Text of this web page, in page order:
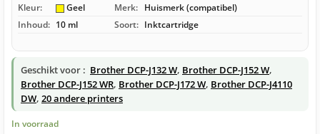
Kleur: Geel Merk: Huismerk (compatibel)
Inhoud: 10 ml Soort: Inktcartridge
Geschikt voor : Brother DCP-J132 W, Brother DCP-J152 W,
Brother DCP-J152 WR, Brother DCP-J172 W, Brother DCP-J4110
DW, 20 andere printers
In voorraad